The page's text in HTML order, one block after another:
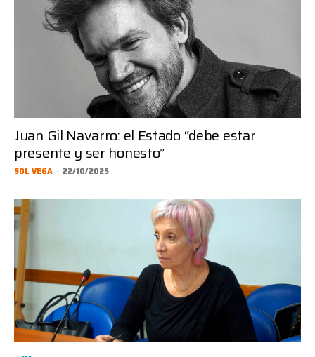
Juan Gil Navarro: el Estado “debe estar
presente y ser honesto”
SOL VEGA - 22/10/2025